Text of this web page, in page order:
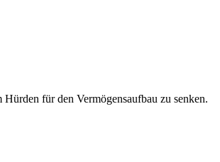
Hürden für den Vermögensaufbau zu senken.